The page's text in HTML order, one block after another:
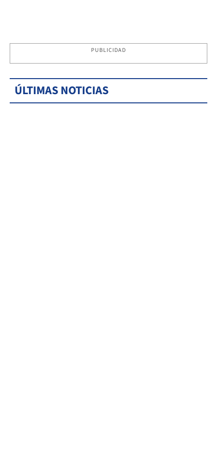
PUBLICIDAD
ÚLTIMAS NOTICIAS